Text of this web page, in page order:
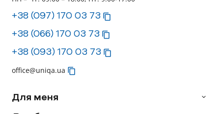
+38 (097) 170 03 73
+38 (066) 170 03 73
+38 (093) 170 03 73
office@uniqa.ua
Для меня